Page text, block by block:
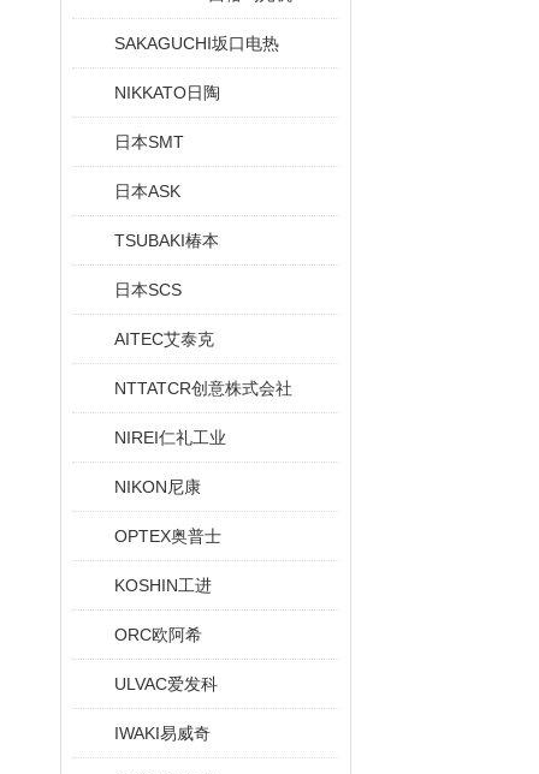
SAKAGUCHI坂口电热
NIKKATO日陶
日本SMT
日本ASK
TSUBAKI椿本
日本SCS
AITEC艾泰克
NTTATCR创意株式会社
NIREI仁礼工业
NIKON尼康
OPTEX奥普士
KOSHIN工进
ORC欧阿希
ULVAC爱发科
IWAKI易威奇